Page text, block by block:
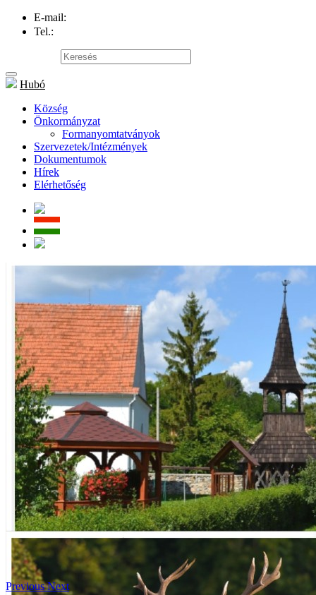
E-mail:
Tel.:
Hubó
Község
Önkormányzat
Formanyomtatványok
Szervezetek/Intézmények
Dokumentumok
Hírek
Elérhetőség
Previous Next